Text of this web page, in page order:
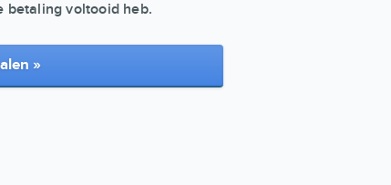
betaling voltooid heb.
»